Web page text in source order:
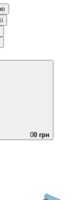
00 грн